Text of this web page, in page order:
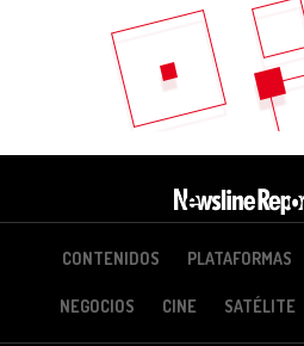
CONTENIDOS PLATAFORMAS
NEGOCIOS CINE SATÉLITE